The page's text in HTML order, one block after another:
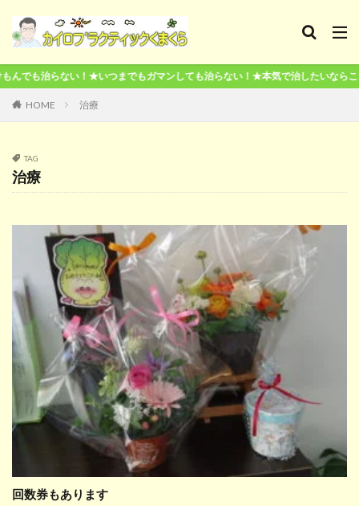
治したいならここが終点です！
HOME 治療
TAG
治療
回数券もあります